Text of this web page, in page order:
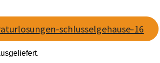
schlusselgehause-16